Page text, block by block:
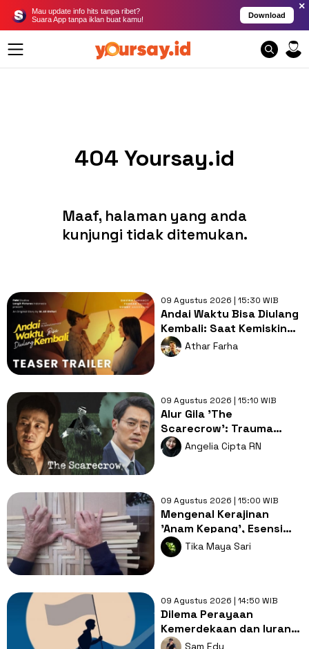
Mau update info hits tanpa ribet?
Suara App tanpa iklan buat kamu!
Download
×
404 Yoursay.id
Maaf, halaman yang anda
kunjungi tidak ditemukan.
09 Agustus 2026 | 15:30 WIB
Andai Waktu Bisa Diulang
Kembali: Saat Kemiskinan
Merampas Kebebasan
Cinta
Athar Farha
09 Agustus 2026 | 15:10 WIB
Alur Gila 'The
Scarecrow': Trauma
Lama, Pembunuh
Berantai dan Misteri
Angelia Cipta RN
09 Agustus 2026 | 15:00 WIB
Mengenal Kerajinan
'Anam Kepang', Esensi
Edukatif yang Mati
Ditelan Zaman
Tika Maya Sari
09 Agustus 2026 | 14:50 WIB
Dilema Perayaan
Kemerdekaan dan Iuran
Besar yang
Sam Edy